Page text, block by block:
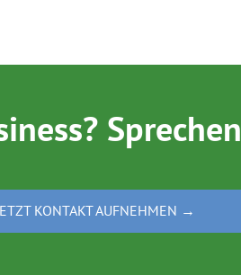
KONTAKT AUFNEHMEN →